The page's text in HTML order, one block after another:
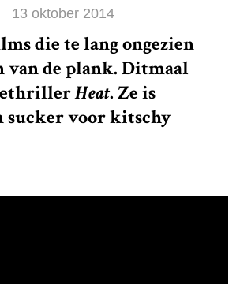
13 oktober 2014
die te lang ongezien
van de plank. Ditmaal
Heat. Ze is
sucker voor kitschy